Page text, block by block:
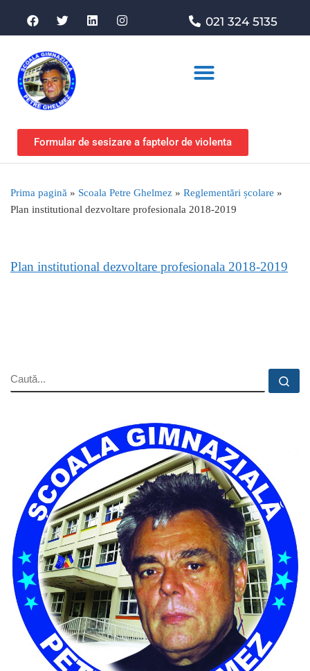
021 324 5135
Formular de sesizare a faptelor de violenta
Prima pagină » Scoala Petre Ghelmez » Reglementări școlare »
Plan institutional dezvoltare profesionala 2018-2019
Plan institutional dezvoltare profesionala 2018-2019